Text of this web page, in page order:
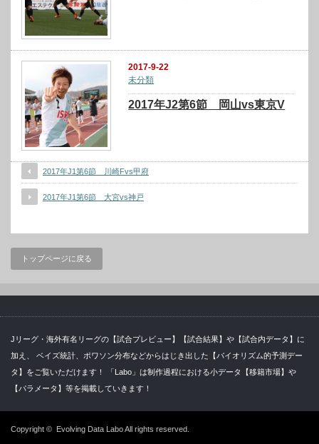
2017-9-22
未分類
2017年J2第6節 岡山vs東京V
2017年J1第6節 川崎Fvs甲府
2017年J1第6節 大宮vs神戸
トップページに戻る
Jリーグ・海外有名リーグの【試合プレビュー】【試合結果】や【試合内データ】に
加え、 ベイズ統計、ポワソン分布などからはじき出した【バイオリズム的予測デー
タ】をご覧いただけます！ 「Labo」は制作過程における小データ【移籍市場】や
【パラメータ】等を掲載していきます！
Copyright © Evolving Data LaboAll rights reserved.